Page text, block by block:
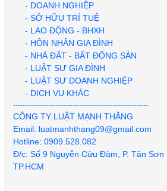
- DOANH NGHIỆP
- SỞ HỮU TRÍ TUỆ
- LAO ĐỘNG - BHXH
- HÔN NHÂN GIA ĐÌNH
- NHÀ ĐẤT - BẤT ĐỘNG SẢN
- LUẬT SƯ GIA ĐÌNH
- LUẬT SƯ DOANH NGHIỆP
- DỊCH VỤ KHÁC
---------------------------------------------------------
CÔNG TY LUẬT MẠNH THĂNG
Email: luatmanhthang09@gmail.com
Hotline: 0909.528.082
Đ/c: Số 9 Nguyễn Cửu Đàm, P. Tân Sơn
TP.HCM
Khởi tố 71 người trong chuyên